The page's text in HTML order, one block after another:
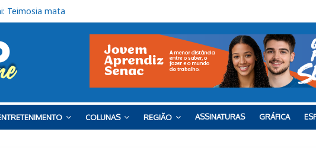
avançam na Rodovia Vereador José de Moraes, em Cabreúva
20 perde para o Red Bull Bragantino
para vencer o Barra neste sábado
neste final de semana na Praça do Carmo
Teimosia mata
COLUNAS REGIÃO ASSINATURAS GRÁFICA